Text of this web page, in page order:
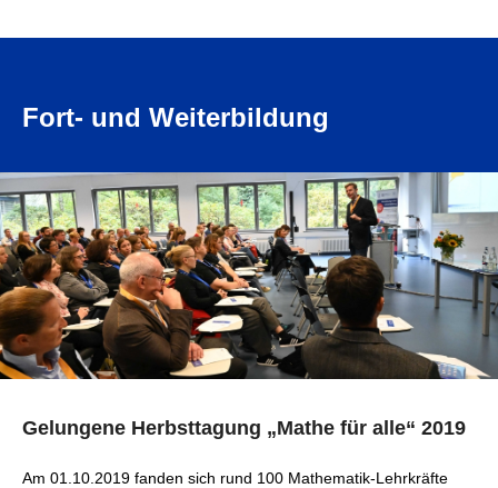
Fort- und Weiterbildung
Gelungene Herbsttagung „Mathe für alle“ 2019
Am 01.10.2019 fanden sich rund 100 Mathematik-Lehrkräfte